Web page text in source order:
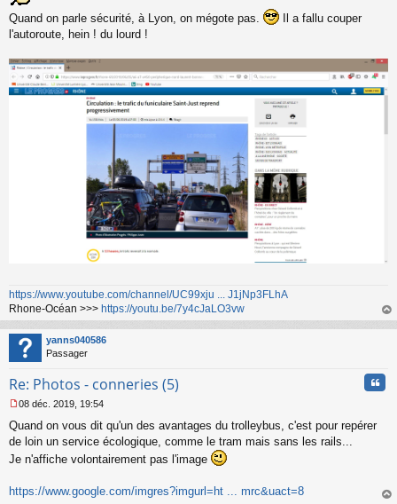
g
e
l
u
Quand on parle sécurité, à Lyon, on mégote pas.
Il a fallu couper
l'autoroute, hein ! du lourd !
https://www.youtube.com/channel/UC99xju ... J1jNp3FLhA
Rhone-Océan >>> https://youtu.be/7y4cJaLO3vw
au
yanns040586
Passager
Re: Photos - conneries (5)
e
s
a
e
08 déc. 2019, 19:54
Quand on vous dit qu'un des avantages du trolleybus, c'est pour repérer
de loin un service écologique, comme le tram mais sans les rails...
Je n'affiche volontairement pas l'image
https://www.google.com/imgres?imgurl=ht ... mrc&uact=8